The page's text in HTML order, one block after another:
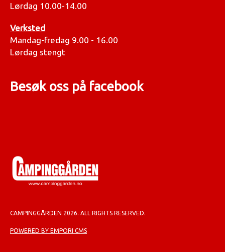
Lørdag 10.00-14.00
Verksted
Mandag-fredag 9.00 - 16.00
Lørdag stengt
Besøk oss på facebook
CAMPINGGÅRDEN 2026. ALL RIGHTS RESERVED.
POWERED BY EMPORI CMS